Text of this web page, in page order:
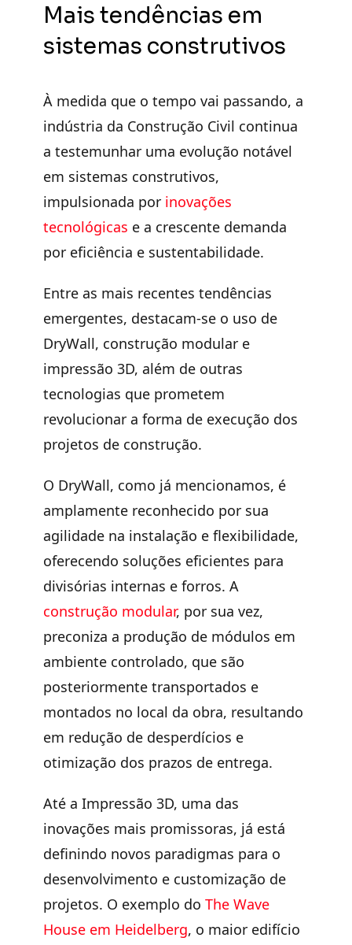
Mais tendências em
sistemas construtivos
À medida que o tempo vai passando, a
indústria da Construção Civil continua
a testemunhar uma evolução notável
em sistemas construtivos,
impulsionada por inovações
tecnológicas e a crescente demanda
por eficiência e sustentabilidade.
Entre as mais recentes tendências
emergentes, destacam-se o uso de
DryWall, construção modular e
impressão 3D, além de outras
tecnologias que prometem
revolucionar a forma de execução dos
projetos de construção.
O DryWall, como já mencionamos, é
amplamente reconhecido por sua
agilidade na instalação e flexibilidade,
oferecendo soluções eficientes para
divisórias internas e forros. A
construção modular, por sua vez,
preconiza a produção de módulos em
ambiente controlado, que são
posteriormente transportados e
montados no local da obra, resultando
em redução de desperdícios e
otimização dos prazos de entrega.
Até a Impressão 3D, uma das
inovações mais promissoras, já está
definindo novos paradigmas para o
desenvolvimento e customização de
projetos. O exemplo do The Wave
House em Heidelberg, o maior edifício